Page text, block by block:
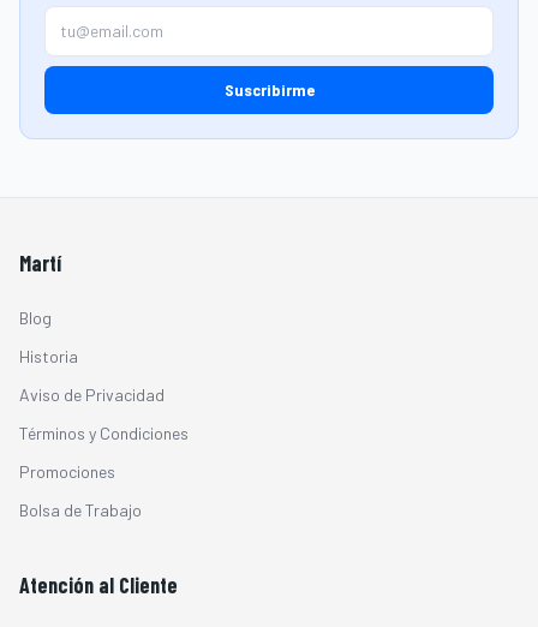
Suscribirme
Martí
Blog
Historia
Aviso de Privacidad
Términos y Condiciones
Promociones
Bolsa de Trabajo
Atención al Cliente